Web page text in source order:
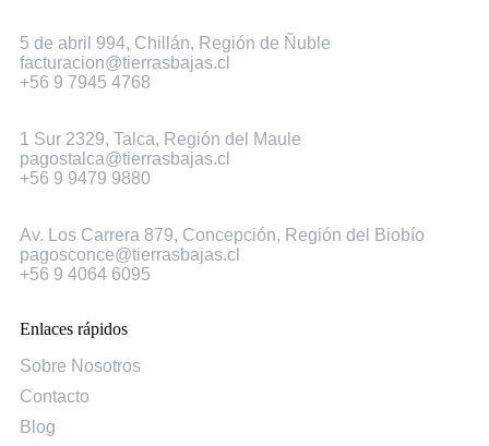
5 de abril 994, Chillán, Región de Ñuble
facturacion@tierrasbajas.cl
+56 9 7945 4768
1 Sur 2329, Talca, Región del Maule
pagostalca@tierrasbajas.cl
+56 9 9479 9880
Av. Los Carrera 879, Concepción, Región del Biobío
pagosconce@tierrasbajas.cl
+56 9 4064 6095
Enlaces rápidos
Sobre Nosotros
Contacto
Blog